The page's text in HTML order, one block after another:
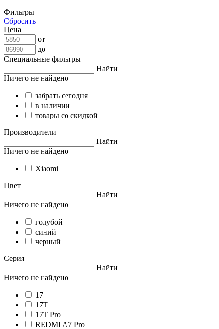
Фильтры
Сбросить
Цена
от
до
Специальные фильтры
Найти
Ничего не найдено
забрать сегодня
в наличии
товары со скидкой
Производители
Найти
Ничего не найдено
Xiaomi
Цвет
Найти
Ничего не найдено
голубой
синий
черный
Серия
Найти
Ничего не найдено
17
17T
17T Pro
REDMI A7 Pro